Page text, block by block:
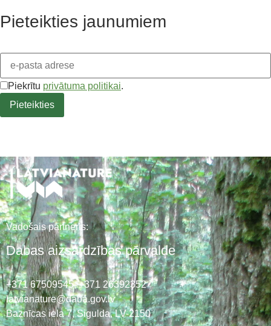
Pieteikties jaunumiem
Piekrītu privātuma politikai.
Vadošais partneris:
Dabas aizsardzības pārvalde
+371 67509545,+371 26392352
latvianature@daba.gov.lv
Baznīcas iela 7, Sigulda, LV-2150